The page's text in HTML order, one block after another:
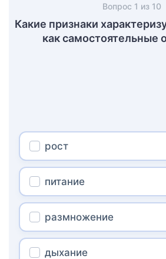
Вопрос 1 из 10
Какие признаки
как самостоятельные
рост
питание
размножение
дыхание